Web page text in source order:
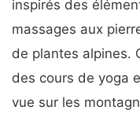
inspirés des
massages aux
de plantes alpines.
des cours de yoga
vue sur les